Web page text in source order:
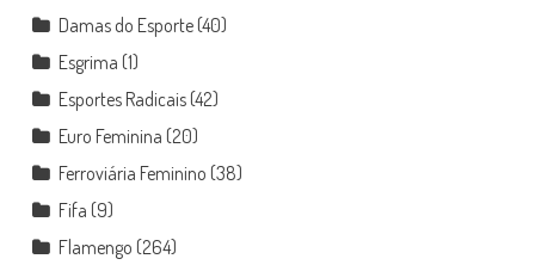
Damas do Esporte(40)
Esgrima (1)
Esportes Radicais(42)
Euro Feminina (20)
Ferroviária Feminino (38)
Fifa (9)
Flamengo (264)